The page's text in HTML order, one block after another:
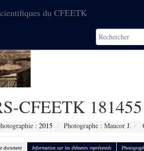
du CFEETK
CFEETK 181455
: 2015 Photographe : Maucor J.
document Information sur les éléments représentés